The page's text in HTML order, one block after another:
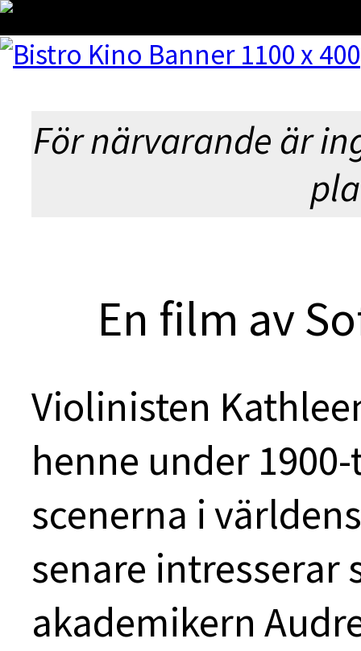
MEASURES
För närvarande är
En film av
Violinisten
henne under
scenerna i
senare intresserar
akademikern